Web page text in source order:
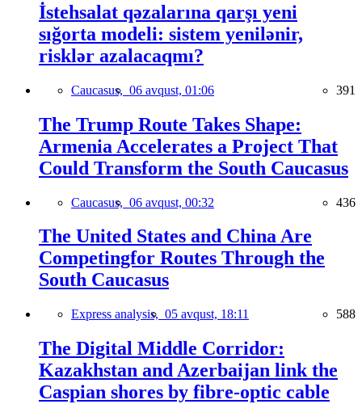
İstehsalat qəzalarına qarşı yeni
sığorta modeli: sistem yenilənir,
risklər azalacaqmı?
Caucasus, 06 avqust, 01:06 391
The Trump Route Takes Shape:
Armenia Accelerates a Project That
Could Transform the South Caucasus
Caucasus, 06 avqust, 00:32 436
The United States and China Are
Competingfor Routes Through the
South Caucasus
Express analysis, 05 avqust, 18:11 588
The Digital Middle Corridor:
Kazakhstan and Azerbaijan link the
Caspian shores by fibre-optic cable